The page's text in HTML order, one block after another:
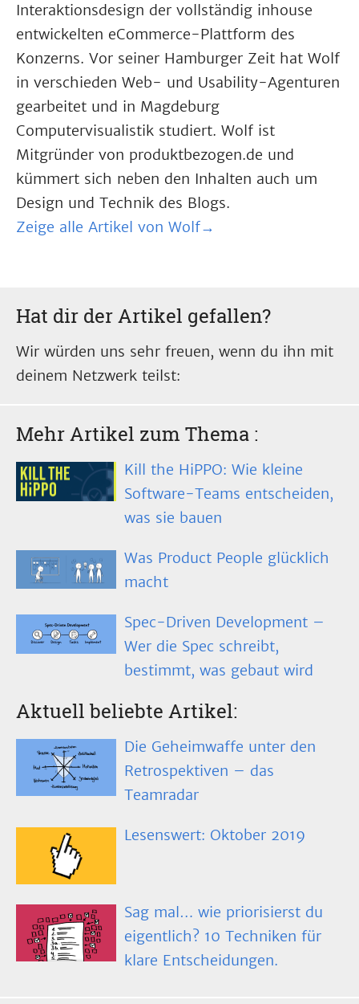
Interaktionsdesign der vollständig inhouse
entwickelten eCommerce-Plattform des
Konzerns. Vor seiner Hamburger Zeit hat Wolf
in verschieden Web- und Usability-Agenturen
gearbeitet und in Magdeburg
Computervisualistik studiert. Wolf ist
Mitgründer von produktbezogen.de und
kümmert sich neben den Inhalten auch um
Design und Technik des Blogs.
Zeige alle Artikel von Wolf→
Hat dir der Artikel gefallen?
Wir würden uns sehr freuen, wenn du ihn mit
deinem Netzwerk teilst:
Mehr Artikel zum Thema :
Kill the HiPPO: Wie kleine
Software-Teams entscheiden,
was sie bauen
Was Product People glücklich
macht
Spec-Driven Development –
Wer die Spec schreibt,
bestimmt, was gebaut wird
Aktuell beliebte Artikel:
Die Geheimwaffe unter den
Retrospektiven – das
Teamradar
Lesenswert: Oktober 2019
Sag mal… wie priorisierst du
eigentlich? 10 Techniken für
klare Entscheidungen.